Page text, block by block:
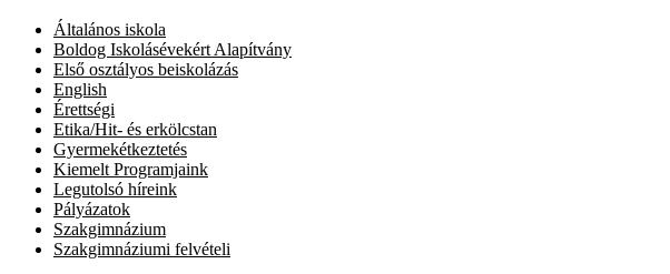
Általános iskola
Boldog Iskolásévekért Alapítvány
Első osztályos beiskolázás
English
Érettségi
Etika/Hit- és erkölcstan
Gyermekétkeztetés
Kiemelt Programjaink
Legutolsó híreink
Pályázatok
Szakgimnázium
Szakgimnáziumi felvételi